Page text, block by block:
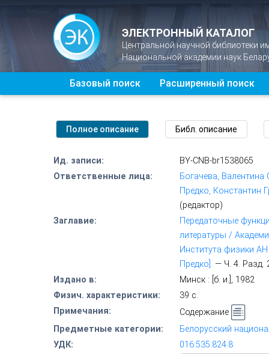
ЭЛЕКТРОННЫЙ КАТАЛОГ
Центральной научной библиотеки
Национальной академии наук
Базовый поиск Расширенный поиск
Ид. записи:
BY-CNB-br1538065
Ответственные лица:
Богачева,
Предко, Константин
(редактор)
Заглавие:
Передаточные
литературы /
Института физики АН
Предко] . — Ч. 4. Разд.
Издано в:
Минск : [б. и.], 1982
Физич. характеристики:
39 с.
Примечания:
Содержание
Предметные категории:
Белорусский
УДК:
016:535.824.8